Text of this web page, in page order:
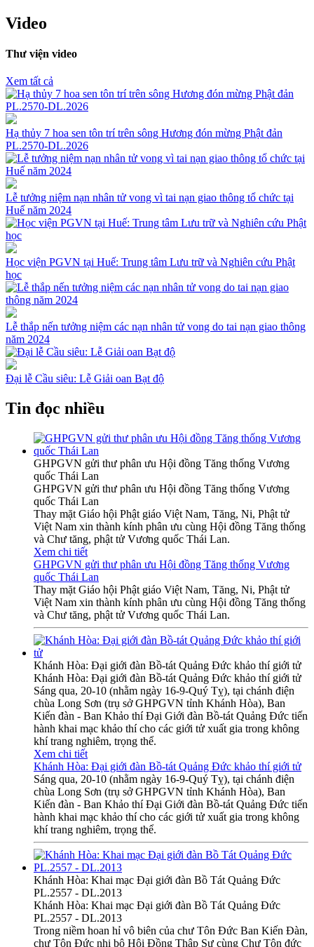
Video
Thư viện video
Xem tất cả
Hạ thủy 7 hoa sen tôn trí trên sông Hương đón mừng Phật đản
PL.2570-DL.2026
Lễ tưởng niệm nạn nhân tử vong vì tai nạn giao thông tổ chức tại
Huế năm 2024
Học viện PGVN tại Huế: Trung tâm Lưu trữ và Nghiên cứu Phật
học
Lễ thắp nến tưởng niệm các nạn nhân tử vong do tai nạn giao thông
năm 2024
Đại lễ Cầu siêu: Lễ Giải oan Bạt độ
Tin đọc nhiều
GHPGVN gửi thư phân ưu Hội đồng Tăng thống Vương
quốc Thái Lan
GHPGVN gửi thư phân ưu Hội đồng Tăng thống Vương
quốc Thái Lan
Thay mặt Giáo hội Phật giáo Việt Nam, Tăng, Ni, Phật tử
Việt Nam xin thành kính phân ưu cùng Hội đồng Tăng thống
và Chư tăng, phật tử Vương quốc Thái Lan.
Xem chi tiết
GHPGVN gửi thư phân ưu Hội đồng Tăng thống Vương
quốc Thái Lan
Thay mặt Giáo hội Phật giáo Việt Nam, Tăng, Ni, Phật tử
Việt Nam xin thành kính phân ưu cùng Hội đồng Tăng thống
và Chư tăng, phật tử Vương quốc Thái Lan.
Khánh Hòa: Đại giới đàn Bồ-tát Quảng Đức khảo thí giới tử
Khánh Hòa: Đại giới đàn Bồ-tát Quảng Đức khảo thí giới tử
Sáng qua, 20-10 (nhằm ngày 16-9-Quý Tỵ), tại chánh điện
chùa Long Sơn (trụ sở GHPGVN tỉnh Khánh Hòa), Ban
Kiến đàn - Ban Khảo thí Đại Giới đàn Bồ-tát Quảng Đức tiến
hành khai mạc khảo thí cho các giới tử xuất gia trong không
khí trang nghiêm, trọng thể.
Xem chi tiết
Khánh Hòa: Đại giới đàn Bồ-tát Quảng Đức khảo thí giới tử
Sáng qua, 20-10 (nhằm ngày 16-9-Quý Tỵ), tại chánh điện
chùa Long Sơn (trụ sở GHPGVN tỉnh Khánh Hòa), Ban
Kiến đàn - Ban Khảo thí Đại Giới đàn Bồ-tát Quảng Đức tiến
hành khai mạc khảo thí cho các giới tử xuất gia trong không
khí trang nghiêm, trọng thể.
Khánh Hòa: Khai mạc Đại giới đàn Bồ Tát Quảng Đức
PL.2557 - DL.2013
Khánh Hòa: Khai mạc Đại giới đàn Bồ Tát Quảng Đức
PL.2557 - DL.2013
Trong niềm hoan hỉ vô biên của chư Tôn Đức Ban Kiến Đàn,
chư Tôn Đức nhị bộ Hội Đồng Thập Sư cùng Chư Tôn đức